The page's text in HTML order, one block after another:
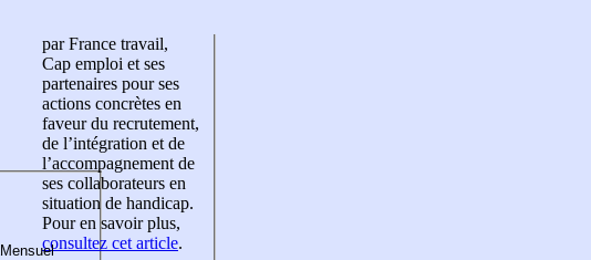
par France travail,
Cap emploi et ses
partenaires pour ses
actions concrètes en
faveur du recrutement,
de l’intégration et de
l’accompagnement de
ses collaborateurs en
situation de handicap.
Pour en savoir plus,
consultez cet article.